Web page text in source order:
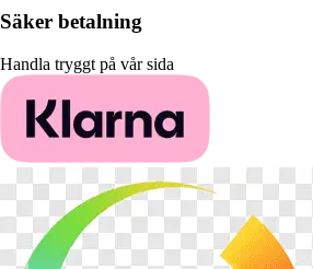
Säker betalning
Handla tryggt på vår sida